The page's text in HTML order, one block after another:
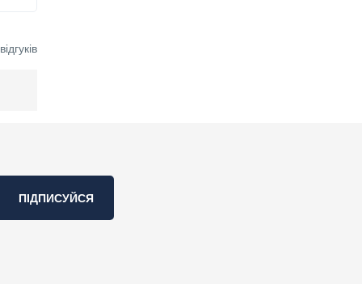
ПІДПИСУЙСЯ